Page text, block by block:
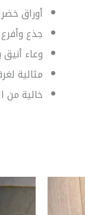
أوراق
جذع
وعاء
مثالية
خالية من